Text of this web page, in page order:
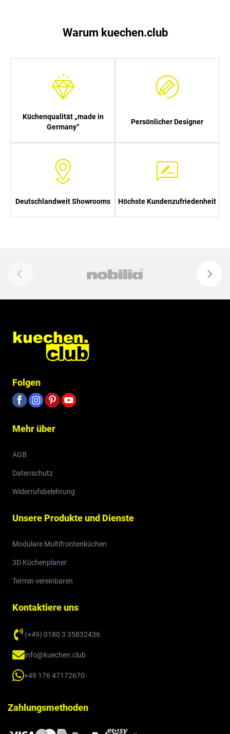
Warum kuechen.club
Küchenqualität „made in
Germany“
Persönlicher Designer
Deutschlandweit Showrooms Höchste Kundenzufriedenheit
Mehr über
AGB
Datenschutz
Widerrufsbelehrung
Unsere Produkte und Dienste
Modulare Multifrontenküchen
3D Küchenplaner
Termin vereinbaren
Kontaktiere uns
(+49) 0180 3 35832436
info@kuechen.club
+49 176 47172670
Zahlungsmethoden
Folgen